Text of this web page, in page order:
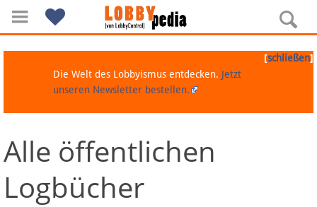
Navigation
Über Lobbypedia
[schließen]
Die Welt des Lobbyismus entdecken. Jetzt
unseren Newsletter bestellen.
Alle öffentlichen
Logbücher